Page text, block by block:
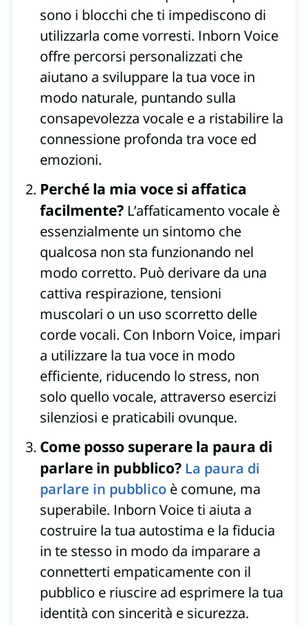
sono i blocchi che ti impediscono di
utilizzarla come vorresti. Inborn Voice
offre percorsi personalizzati che
aiutano a sviluppare la tua voce in
modo naturale, puntando sulla
consapevolezza vocale e a ristabilire la
connessione profonda tra voce ed
emozioni.
Perché la mia voce si affatica
facilmente? L’affaticamento vocale è
essenzialmente un sintomo che
qualcosa non sta funzionando nel
modo corretto. Può derivare da una
cattiva respirazione, tensioni
muscolari o un uso scorretto delle
corde vocali. Con Inborn Voice, impari
a utilizzare la tua voce in modo
efficiente, riducendo lo stress, non
solo quello vocale, attraverso esercizi
silenziosi e praticabili ovunque.
Come posso superare la paura di
parlare in pubblico? La paura di
parlare in pubblico è comune, ma
superabile. Inborn Voice ti aiuta a
costruire la tua autostima e la fiducia
in te stesso in modo da imparare a
connetterti empaticamente con il
pubblico e riuscire ad esprimere la tua
identità con sincerità e sicurezza.